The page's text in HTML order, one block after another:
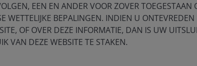
export controls, advanced semiconductors,
high and there was no indication of
EEN EN ANDER VOOR ZOVER TOEGESTAAN
WETTELIJKE BEPALINGEN. INDIEN U
OF OVER DEZE INFORMATIE, DAN IS UW
VAN DEZE WEBSITE TE STAKEN.